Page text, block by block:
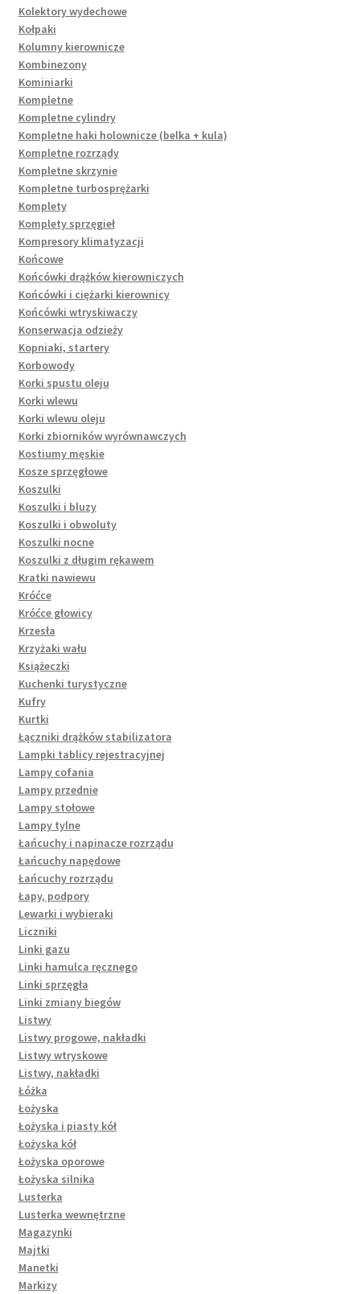
Kolektory wydechowe
Kołpaki
Kolumny kierownicze
Kombinezony
Kominiarki
Kompletne
Kompletne cylindry
Kompletne haki holownicze (belka + kula)
Kompletne rozrządy
Kompletne skrzynie
Kompletne turbosprężarki
Komplety
Komplety sprzęgieł
Kompresory klimatyzacji
Końcowe
Końcówki drążków kierowniczych
Końcówki i ciężarki kierownicy
Końcówki wtryskiwaczy
Konserwacja odzieży
Kopniaki, startery
Korbowody
Korki spustu oleju
Korki wlewu
Korki wlewu oleju
Korki zbiorników wyrównawczych
Kostiumy męskie
Kosze sprzęgłowe
Koszulki
Koszulki i bluzy
Koszulki i obwoluty
Koszulki nocne
Koszulki z długim rękawem
Kratki nawiewu
Króćce
Króćce głowicy
Krzesła
Krzyżaki wału
Książeczki
Kuchenki turystyczne
Kufry
Kurtki
Łączniki drążków stabilizatora
Lampki tablicy rejestracyjnej
Lampy cofania
Lampy przednie
Lampy stołowe
Lampy tylne
Łańcuchy i napinacze rozrządu
Łańcuchy napędowe
Łańcuchy rozrządu
Łapy, podpory
Lewarki i wybieraki
Liczniki
Linki gazu
Linki hamulca ręcznego
Linki sprzęgła
Linki zmiany biegów
Listwy
Listwy progowe, nakładki
Listwy wtryskowe
Listwy, nakładki
Łóżka
Łożyska
Łożyska i piasty kół
Łożyska kół
Łożyska oporowe
Łożyska silnika
Lusterka
Lusterka wewnętrzne
Magazynki
Majtki
Manetki
Markizy